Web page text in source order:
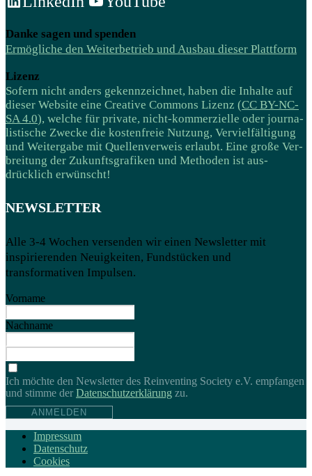
Danke sagen und spenden
Ermögliche den Weiterbetrieb und Ausbau dieser Plattform
Lizenz
Sofern nicht anders gekenn­zeichnet, haben die Inhalte auf
dieser Website eine Creative Commons Lizenz (CC BY-NC-
SA 4.0), welche für private, nicht-kommer­zielle oder journa­­
listische Zwecke die kosten­freie Nutzung, Ver­viel­­fälti­gung
und Weiter­gabe mit Quellen­verweis erlaubt. Eine große Ver­
breitung der Zukunftsgrafiken und Methoden ist aus­
drücklich erwünscht!
NEWSLETTER
Alle 3-4 Wochen versenden wir einen Newsletter mit
inspirierenden Neuigkeiten, Fundstücken und
transformativen Impulsen.
Vorname
Nachname
Ich möchte den Newsletter des Reinventing Society e.V. empfangen
und stimme derDaten­schutz­erklärung zu.
ANMELDEN
Impressum
Datenschutz
Cookies